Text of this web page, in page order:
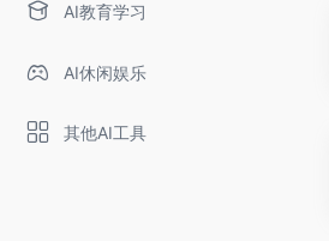
AI教育学习
AI休闲娱乐
其他AI工具